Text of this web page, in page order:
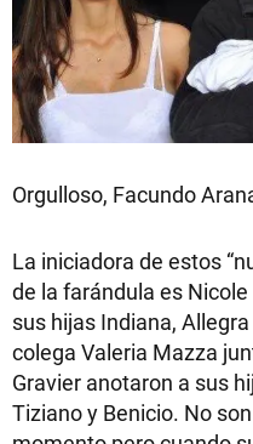
Orgulloso, Facundo
La iniciadora de estos
de la farándula es
sus hijas Indiana,
colega Valeria Mazza
Gravier anotaron a sus
Tiziano y Benicio. No